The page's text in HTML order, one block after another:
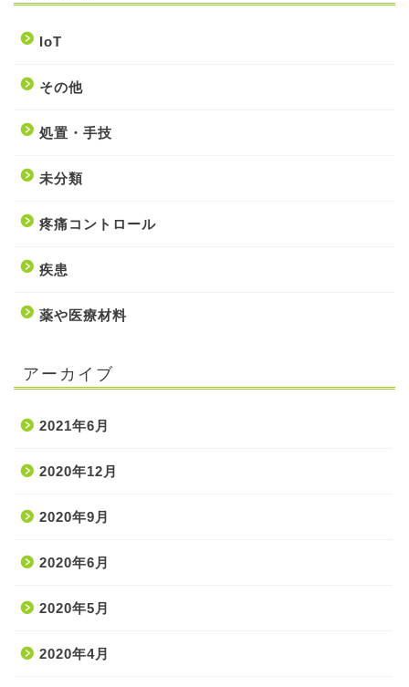
IoT
その他
処置・手技
未分類
疼痛コントロール
疾患
薬や医療材料
アーカイブ
2021年6月
2020年12月
2020年9月
2020年6月
2020年5月
2020年4月